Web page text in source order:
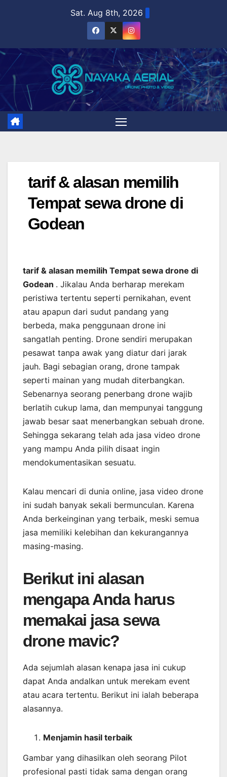
Sat. Aug 8th, 2026
tarif & alasan memilih
Tempat sewa drone di
Godean
tarif & alasan memilih Tempat sewa drone di
Godean . Jikalau Anda berharap merekam
peristiwa tertentu seperti pernikahan, event
atau apapun dari sudut pandang yang
berbeda, maka penggunaan drone ini
sangatlah penting. Drone sendiri merupakan
pesawat tanpa awak yang diatur dari jarak
jauh. Bagi sebagian orang, drone tampak
seperti mainan yang mudah diterbangkan.
Sebenarnya seorang penerbang drone wajib
berlatih cukup lama, dan mempunyai tanggung
jawab besar saat menerbangkan sebuah drone.
Sehingga sekarang telah ada jasa video drone
yang mampu Anda pilih disaat ingin
mendokumentasikan sesuatu.
Kalau mencari di dunia online, jasa video drone
ini sudah banyak sekali bermunculan. Karena
Anda berkeinginan yang terbaik, meski semua
jasa memiliki kelebihan dan kekurangannya
masing-masing.
Berikut ini alasan
mengapa Anda harus
memakai jasa sewa
drone mavic?
Ada sejumlah alasan kenapa jasa ini cukup
dapat Anda andalkan untuk merekam event
atau acara tertentu. Berikut ini ialah beberapa
alasannya.
Menjamin hasil terbaik
Gambar yang dihasilkan oleh seorang Pilot
profesional pasti tidak sama dengan orang